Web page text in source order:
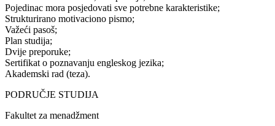
Pojedinac mora posjedovati sve potrebne karakteristike;
Strukturirano motivaciono pismo;
Važeći pasoš;
Plan studija;
Dvije preporuke;
Sertifikat o poznavanju engleskog jezika;
Akademski rad (teza).
PODRUČJE STUDIJA
Fakultet za menadžment